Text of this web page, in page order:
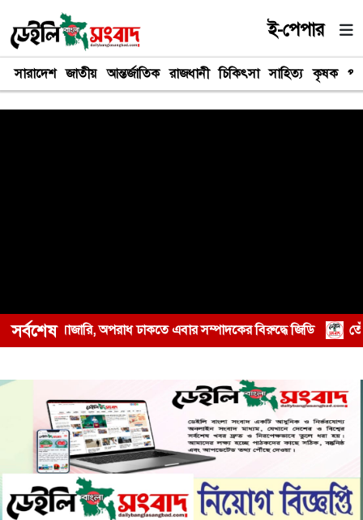
ই-পেপার
সারাদেশ জাতীয় আন্তর্জাতিক রাজধানী চিকিৎসা সাহিত্য কৃষক
সর্বশেষ
সম্পাদকের বিরুদ্ধে জিডি তেঁতুলিয়ায় অভিযানে ৫০ হাজার টাকার